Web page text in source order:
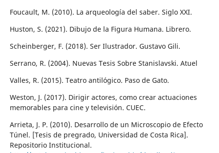
Foucault, M. (2010). La arqueología del saber. Siglo XXI.
Huston, S. (2021). Dibujo de la Figura Humana. Librero.
Scheinberger, F. (2018). Ser Ilustrador. Gustavo Gili.
Serrano, R. (2004). Nuevas Tesis Sobre Stanislavski. Atuel
Valles, R. (2015). Teatro antilógico. Paso de Gato.
Weston, J. (2017). Dirigir actores, como crear actuaciones
memorables para cine y televisión. CUEC.
Arrieta, J. P. (2010). Desarrollo de un Microscopio de Efecto
Túnel. [Tesis de pregrado, Universidad de Costa Rica].
Repositorio Institucional.